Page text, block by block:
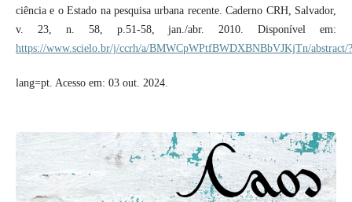
ciência e o Estado na pesquisa urbana recente. Caderno CRH, Salvador,
v. 23, n. 58, p.51-58, jan./abr. 2010. Disponível em:
https://www.scielo.br/j/ccrh/a/BMWCpWPtfBWDXBNBbVJKjTn/abstract/?
lang=pt. Acesso em: 03 out. 2024.